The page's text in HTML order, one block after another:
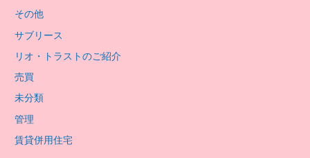
その他
サブリース
リオ・トラストのご紹介
売買
未分類
管理
賃貸併用住宅